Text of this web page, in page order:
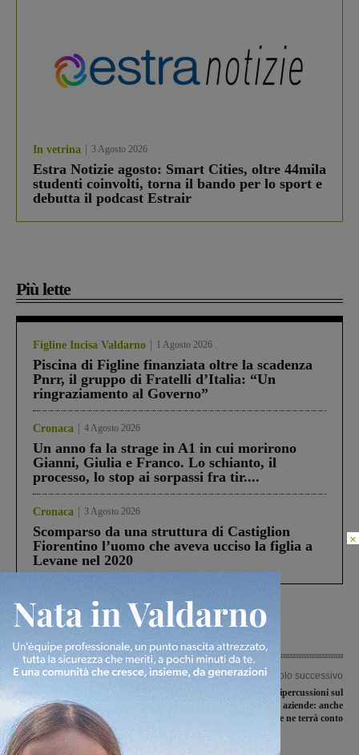
In vetrina 3 Agosto 2026
Estra Notizie agosto: Smart Cities, oltre 44mila
studenti coinvolti, torna il bando per lo sport e
debutta il podcast Estrair
Più lette
Figline Incisa Valdarno 1 Agosto 2026
Piscina di Figline finanziata oltre la scadenza
Pnrr, il gruppo di Fratelli d’Italia: “Un
ringraziamento al Governo”
Cronaca 4 Agosto 2026
Un anno fa la strage in A1 in cui morirono
Gianni, Giulia e Franco. Lo schianto, il
processo, lo stop ai sorpassi fra tir....
Cronaca 3 Agosto 2026
Scomparso da una struttura di Castiglion
Fiorentino l’uomo che aveva ucciso la figlia a
Levane nel 2020
Articolo precedente
Terranuova celebra i 70 anni dalla
liberazione con un concerto e le
testimonianze in ricordo dell’estate del
1944
Articolo successivo
Frana del Botriolo, ripercussioni sul
giro d’affari delle aziende: anche
l’Agenzia delle Entrate ne terrà conto
×